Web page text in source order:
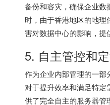
备份和容灾，确保企业数
时，由于香港地区的地
害对数据中心的影响，提
5. 自主管控和
作为企业内部管理的一部
对于提升效率和满足特
供了完全自主的服务器